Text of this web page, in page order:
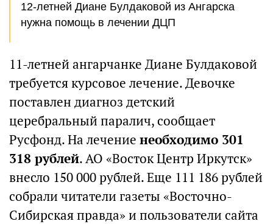
12-летней Диане Булдаковой из Ангарска
нужна помощь в лечении ДЦП
11-летней ангарчанке Диане Булдаковой
требуется курсовое лечение. Девочке
поставлен диагноз детский
церебральный паралич, сообщает
Русфонд. На лечение необходимо 301
318 рублей. АО «Восток Центр Иркутск»
внесло 150 000 рублей. Еще 111 186 рублей
собрали читатели газеты «Восточно-
Сибирская правда» и пользователи сайта